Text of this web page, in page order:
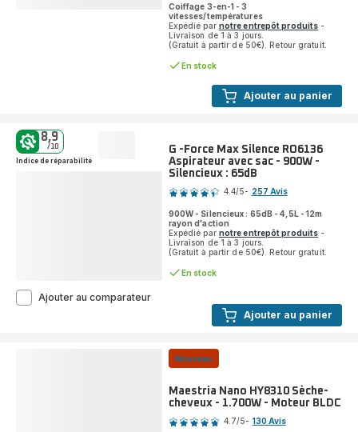
Ajouter au panier
4
étoiles
(moyenne)
Coiffage 3-en-1 - 3
vitesses/températures
Expédié par notre entrepôt produits -
Livraison de 1 à 3 jours.
(Gratuit à partir de 50€). Retour gratuit.
En stock
Ajouter au panier
G -Force Max Silence RO6136
Aspirateur avec sac - 900W -
Silencieux : 65dB
Note
4.4/5- 257 Avis
900W - Silencieux : 65dB - 4,5L - 12m
rayon d'action
Expédié par notre entrepôt produits -
Livraison de 1 à 3 jours.
(Gratuit à partir de 50€). Retour gratuit.
En stock
8,9
/10
Indice de réparabilité
Ajouter au comparateurG
Silence
RO6136
avec
900W
Nouveau
Maestria Nano HY8310 Sèche-
cheveux - 1.700W - Moteur BLDC
Note
4.7/5- 130 Avis